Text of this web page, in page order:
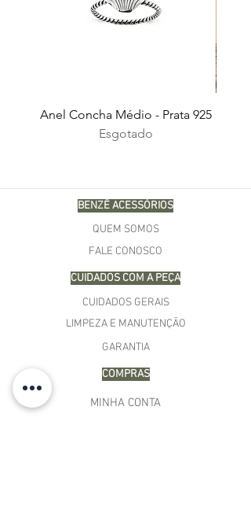
Anel Concha Médio - Prata 925
Esgotado
BENZÊ ACESSÓRIOS
QUEM SOMOS
FALE CONOSCO
CUIDADOS COM A PEÇA
CUIDADOS GERAIS
LIMPEZA E MANUTENÇÃO
GARANTIA
COMPRAS
MINHA CONTA